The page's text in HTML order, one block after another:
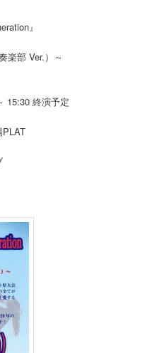
』
部 Ver.）～
終演予定